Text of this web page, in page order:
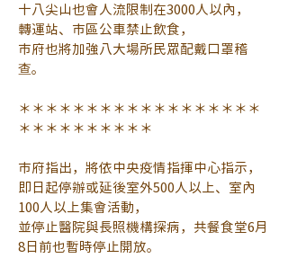
十八尖山也會人流限制在3000人以內，
轉運站、市區公車禁止飲食，
市府也將加強八大場所民眾配戴口罩稽
查。
＊＊＊＊＊＊＊＊＊＊＊＊＊＊＊＊＊＊
＊＊＊＊＊＊＊＊＊＊
市府指出，將依中央疫情指揮中心指示，
即日起停辦或延後室外500人以上、室內
100人以上集會活動，
並停止醫院與長照機構探病，共餐食堂6月
8日前也暫時停止開放。